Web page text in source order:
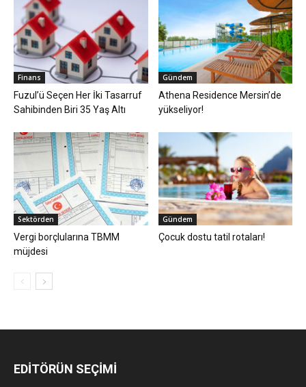
Finans
Fuzul’ü Seçen Her İki Tasarruf
Sahibinden Biri 35 Yaş Altı
Gündem
Athena Residence Mersin’de
yükseliyor!
Sektörden
Vergi borçlularına TBMM
müjdesi
Gündem
Çocuk dostu tatil rotaları!
EDİTÖRÜN SEÇİMİ